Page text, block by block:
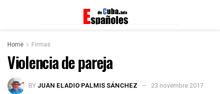
Home Firmas
Violencia de pareja
BY JUAN ELADIO PALMIS SÁNCHEZ 23 novembre 2017